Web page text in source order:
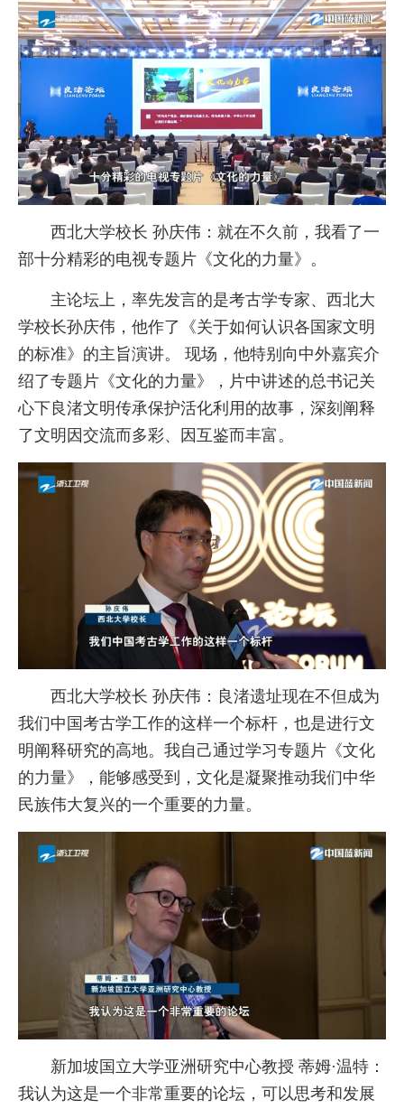
西北大学校长 孙庆伟：就在不久前，我看了一
部十分精彩的电视专题片《文化的力量》。
主论坛上，率先发言的是考古学专家、西北大
学校长孙庆伟，他作了《关于如何认识各国家文明
的标准》的主旨演讲。 现场，他特别向中外嘉宾介
绍了专题片《文化的力量》，片中讲述的总书记关
心下良渚文明传承保护活化利用的故事，深刻阐释
了文明因交流而多彩、因互鉴而丰富。
西北大学校长 孙庆伟：良渚遗址现在不但成为
我们中国考古学工作的这样一个标杆，也是进行文
明阐释研究的高地。我自己通过学习专题片《文化
的力量》，能够感受到，文化是凝聚推动我们中华
民族伟大复兴的一个重要的力量。
新加坡国立大学亚洲研究中心教授 蒂姆·温特：
我认为这是一个非常重要的论坛，可以思考和发展